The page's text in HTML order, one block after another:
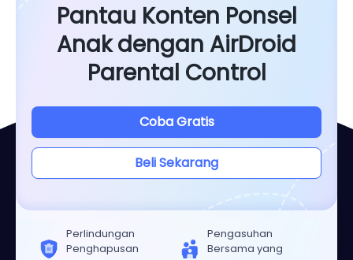
Pantau Konten Ponsel
Anak dengan AirDroid
Parental Control
Coba Gratis
Beli Sekarang
Perlindungan
Penghapusan
Pengasuhan
Bersama yang